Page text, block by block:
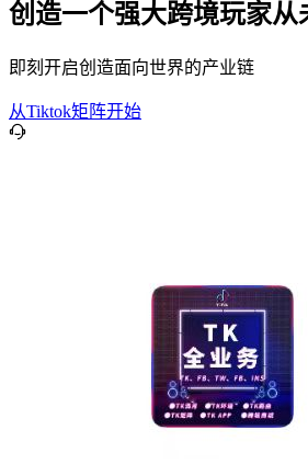
创造一个强大跨境玩家从
即刻开启创造面向世界的产业链
从Tiktok矩阵开始